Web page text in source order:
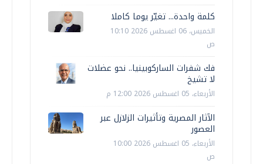
كلمة واحدة... تغيّر يوما كاملا
الخميس، 06 اغسطس 2026 10:10
ص
فك شفرات الساركوبينيا.. نحو عضلات
لا تشيخ
الأربعاء، 05 اغسطس 2026 12:00 م
الآثار المصرية وتأثيرات الزلازل عبر
العصور
الأربعاء، 05 اغسطس 2026 10:00
ص